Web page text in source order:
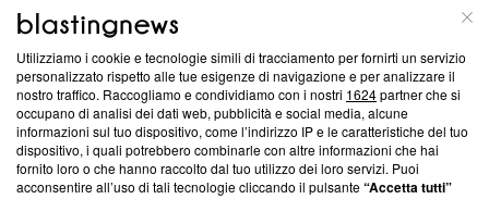
ABOUT
Questa sezione offre informazioni trasparenti su Blasting
News, sui nostri processi editoriali e su come ci impegniamo a
creare news di qualità. Inoltre, afferma la nostra aderenza a
‘Trust Project - News with Integrity’Blasting News non è
ancora membro del programma, ma ha richiesto di farne
parte; Trust Project non ha ancora effettuato una verifica di
Utilizziamo i cookie e tecnologie simili di tracciamento per fornirti un servizio
personalizzato rispetto alle tue esigenze di navigazione e per analizzare il
nostro traffico. Raccogliamo e condividiamo con i nostri 1624partner che si
occupano di analisi dei dati web, pubblicità e social media, alcune
informazioni sul tuo dispositivo, come l’indirizzo IP e le caratteristiche del tuo
dispositivo, i quali potrebbero combinarle con altre informazioni che hai
fornito loro o che hanno raccolto dal tuo utilizzo dei loro servizi. Puoi
acconsentire all’uso di tali tecnologie cliccando il pulsante“Accetta tutti”